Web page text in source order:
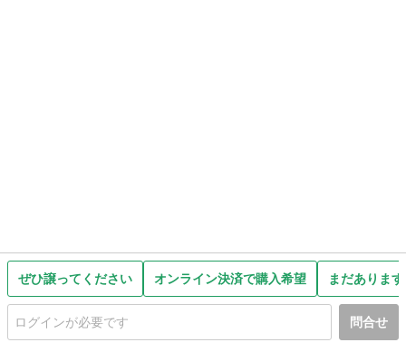
ぜひ譲ってください オンライン決済で購入希望 まだありま
問合せ